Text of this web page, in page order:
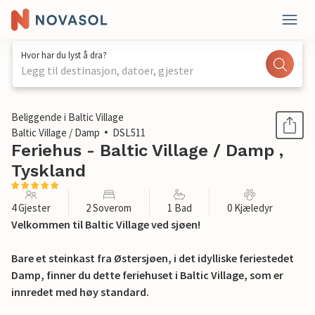
Hvor har du lyst å dra?
Legg til destinasjon, datoer, gjester
1 / 13
Beliggende i Baltic Village
Baltic Village / Damp
DSL511
Feriehus - Baltic Village / Damp ,
Tyskland
4 Gjester 2 Soverom 1 Bad 0 Kjæledyr
Velkommen til Baltic Village ved sjøen!
Bare et steinkast fra Østersjøen, i det idylliske feriestedet
Damp, finner du dette feriehuset i Baltic Village, som er
innredet med høy standard.